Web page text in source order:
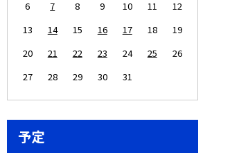
6
7 8 9 10 11
12
13
14 15 16 17 18
19
20
21 22 23 24 25
26
27
28 29 30 31
予定